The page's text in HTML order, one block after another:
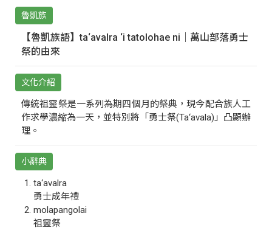
魯凱族
【魯凱族語】ta‘avalra ‘i tatolohae ni｜萬山部落勇士
祭的由來
文化介紹
傳統祖靈祭是一系列為期四個月的祭典，現今配合族人工
作求學濃縮為一天，並特別將「勇士祭(Ta‘avala)」凸顯辦
理。
小辭典
ta‘avalra
勇士成年禮
molapangolai
祖靈祭